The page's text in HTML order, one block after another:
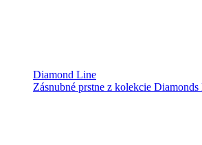
Diamond Line
Zásnubné prstne z kolekcie Diamonds